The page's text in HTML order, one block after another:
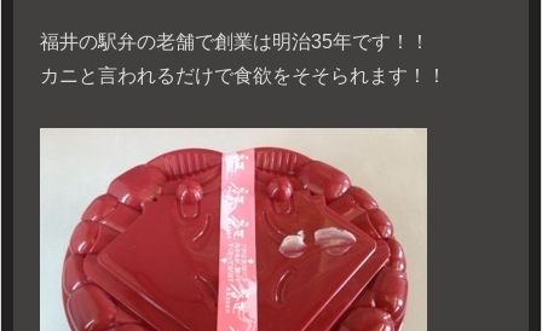
福井の駅弁の老舗で創業は明治35年です！！
カニと言われるだけで食欲をそそられます！！